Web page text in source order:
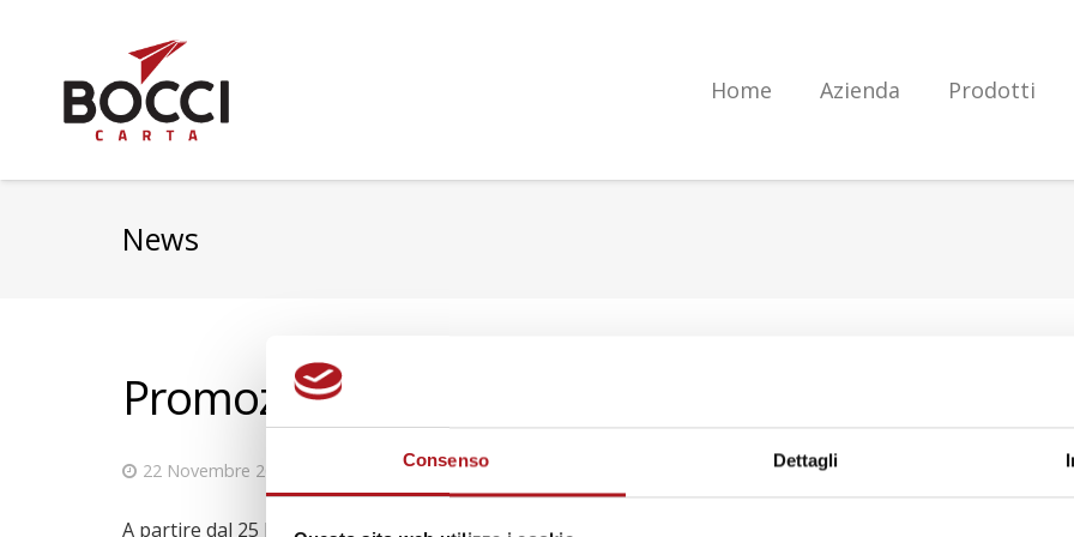
Consenso Dettagli
Home Azienda Prodotti
News
Promozione su Peluche e Diari segreti
22 Novembre 2017 News aziendali,Notizie varie
A partire dal 25 Novembre, per due settimane, uno sconto su peluche e diari segreti.